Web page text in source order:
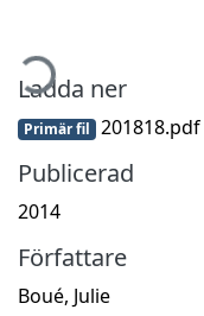
Ladda ner
Primär fil 201818.pdf
Publicerad
2014
Författare
Boué, Julie